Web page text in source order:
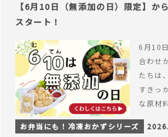
【6月10日（無添加の日）限定】か
スタート！
6月10
合わせ
たちは
すきっ
な原材
つくら
【6月
お弁当にも！冷凍おかずシリーズ